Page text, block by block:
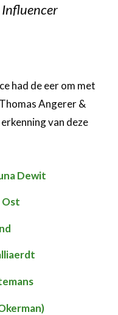
had de eer om met
Angerer &
van deze
Dewit
Ost